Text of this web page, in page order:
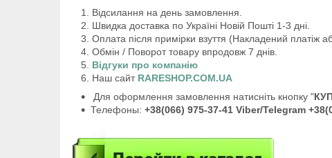
Відсилання на день замовлення.
Швидка доставка по Україні Новій Пошті 1-3 дні.
Оплата після примірки взуття (Накладений платіж
Обмін / Поворот товару впродовж 7 днів.
Відгуки про компанію
Наш сайт RARESHOP.COM.UA
Для оформлення замовлення натисніть кнопку "
Телефоны: +38(066) 975-37-41 Viber/Telegram